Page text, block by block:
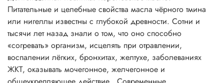
Питательные и целебные свойства масла чёрного тмина
или нигеллы известны с глубокой древности. Сотни и
тысячи лет назад знали о том, что оно способно
«согревать» организм, исцелять при отравлении,
воспалении лёгких, бронхитах, желтухе, заболеваниях
ЖКТ, оказывать мочегонное, желчегонное и